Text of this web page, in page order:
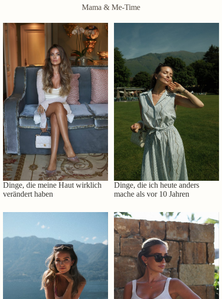
Mama & Me-Time
Dinge, die meine Haut wirklich
verändert haben
Dinge, die ich heute anders
mache als vor 10 Jahren